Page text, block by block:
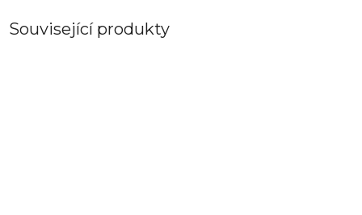
Související produkty